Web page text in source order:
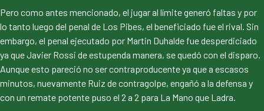
Pero como antes mencionado, el jugar al límite generó faltas y por
lo tanto luego del penal de Los Pibes, el beneficiado fue el rival. Sin
embargo, el penal ejecutado por Martin Duhalde fue desperdiciado
ya que Javier Rossi de estupenda manera, se quedó con el disparo.
Aunque esto pareció no ser contraproducente ya que a escasos
minutos, nuevamente Ruiz de contragolpe, engañó a la defensa y
con un remate potente puso el 2 a 2 para La Mano que Ladra.